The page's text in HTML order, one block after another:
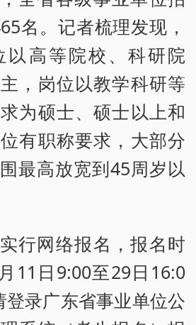
名。记者梳理发现，
以高等院校、科研院
，岗位以教学科研等
为硕士、硕士以上和
有职称要求，大部分
最高放宽到45周岁以
行网络报名，报名时
11日9:00至29日16:0
录广东省事业单位公